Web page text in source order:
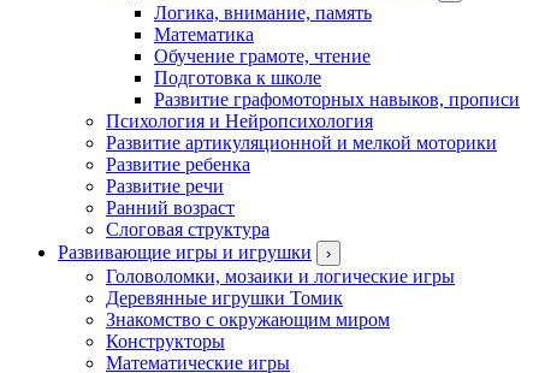
Логика, внимание, память
Математика
Обучение грамоте, чтение
Подготовка к школе
Развитие графомоторных навыков, прописи
Психология и Нейропсихология
Развитие артикуляционной и мелкой моторики
Развитие ребенка
Развитие речи
Ранний возраст
Слоговая структура
Развивающие игры и игрушки
›
Головоломки, мозаики и логические игры
Деревянные игрушки Томик
Знакомство с окружающим миром
Конструкторы
Математические игры